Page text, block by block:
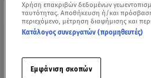
Δείτε περισσότερα άρθρα μας
Πρόσθηκη star.gr στις επιλογές σας
Δείτε
Χρήση επακριβών δεδομένων
ταυτότητας. Αποθήκευση ή/και
περιεχόμενο, μέτρηση διαφήμισης και
Κατάλογος συνεργατών (προμηθευτές)
Εμφάνιση σκοπών